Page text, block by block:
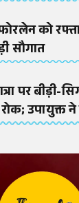
फोरलेन को
सौगात
पर बीड़ी-
उपायुक्त